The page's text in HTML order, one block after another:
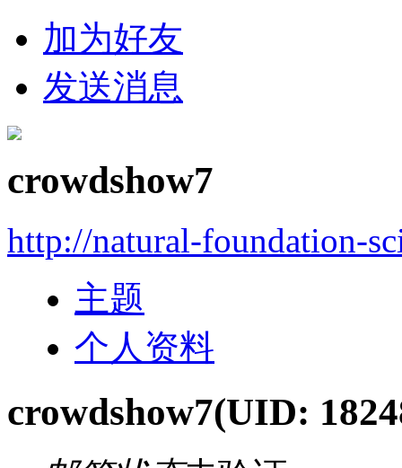
加为好友
发送消息
crowdshow7
http://natural-foundation-
主题
个人资料
crowdshow7(UID: